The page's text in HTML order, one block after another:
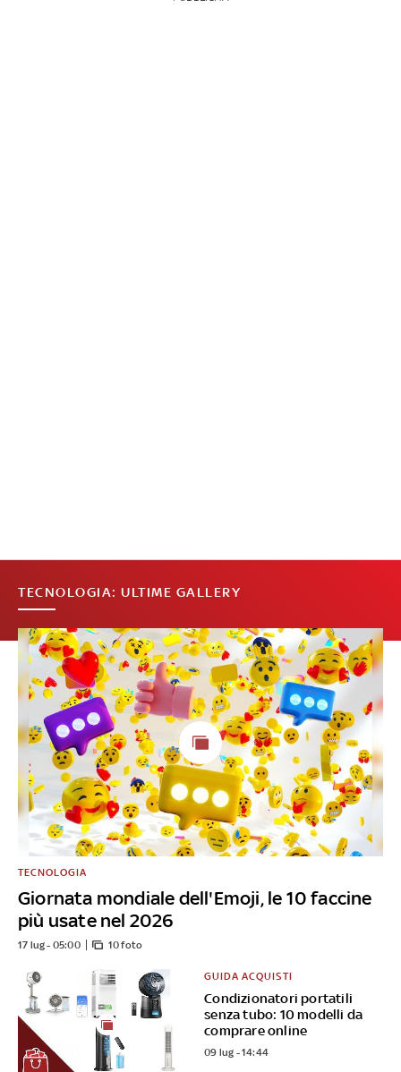
TECNOLOGIA: ULTIME GALLERY
Giornata mondiale dell'Emoji, le 10 faccine
più usate nel 2026
TECNOLOGIA
17 lug - 05:00 10 foto
Condizionatori portatili
senza tubo: 10 modelli da
comprare online
GUIDA ACQUISTI
09 lug - 14:44